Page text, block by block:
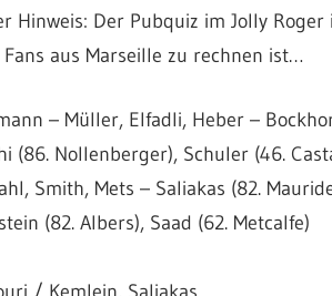
Hinweis: Der Pubquiz im Jolly
aus Marseille zu rechnen ist…
– Müller, Elfadli, Heber –
(86. Nollenberger), Schuler (46.
Smith, Mets – Saliakas (82.
(82. Albers), Saad (62. Metcalfe)